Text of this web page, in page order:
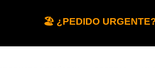
🏖️ ¿PEDIDO